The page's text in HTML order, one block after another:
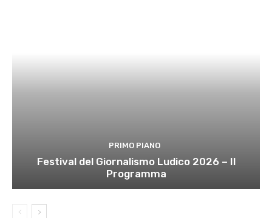
PRIMO PIANO
Festival del Giornalismo Ludico 2026 – Il
Programma